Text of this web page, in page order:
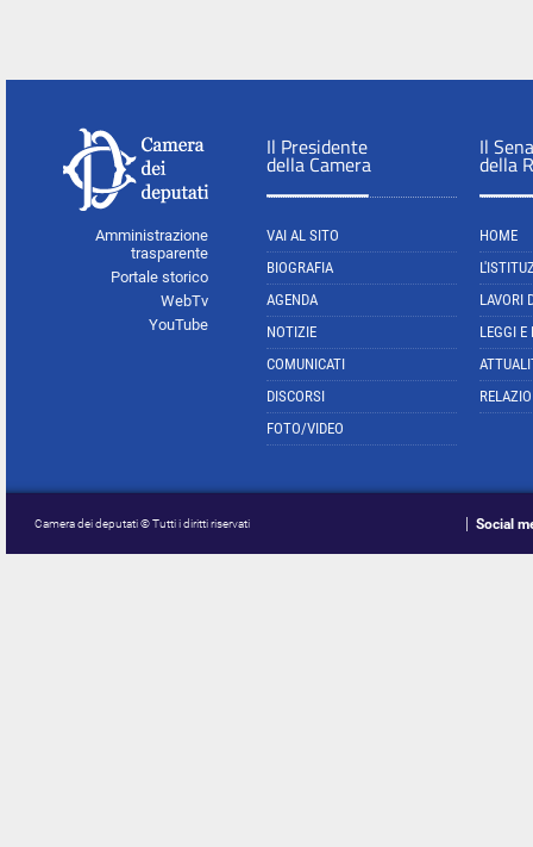
Amministrazione
trasparente
Portale storico
WebTv
YouTube
Il Presidente
della Camera
VAI AL SITO
BIOGRAFIA
AGENDA
NOTIZIE
COMUNICATI
DISCORSI
FOTO/VIDEO
Il
della
HOME
LAVORI
LEGGI E
Camera dei deputati © Tutti i diritti riservati Social